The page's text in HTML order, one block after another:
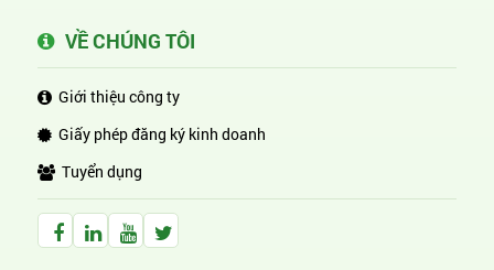
VỀ CHÚNG TÔI
Giới thiệu công ty
Giấy phép đăng ký kinh doanh
Tuyển dụng
Facebook Huỳnh Gia Alpha
LinkedIn Huỳnh Gia Alpha
YouTube Huỳnh Gia Alpha
Twitter Huỳnh Gia Alpha